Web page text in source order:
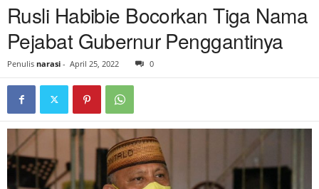
Rusli Habibie Bocorkan Tiga Nama
Pejabat Gubernur Penggantinya
Penulis narasi - April 25, 2022 0